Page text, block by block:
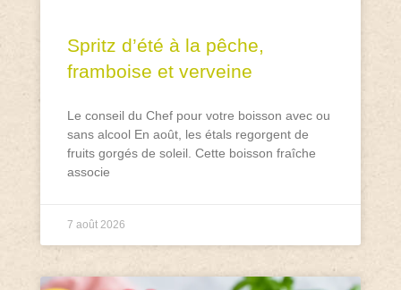
Spritz d’été à la pêche,
framboise et verveine
Le conseil du Chef pour votre boisson avec ou
sans alcool En août, les étals regorgent de
fruits gorgés de soleil. Cette boisson fraîche
associe
7 août 2026